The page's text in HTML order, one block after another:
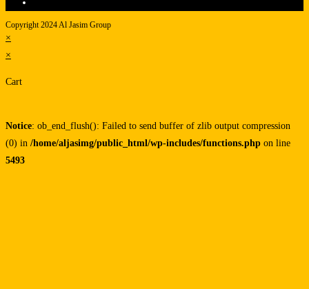
Copyright 2024 Al Jasim Group
×
×
Cart
Notice: ob_end_flush(): Failed to send buffer of zlib output compression
(0) in /home/aljasimg/public_html/wp-includes/functions.php on line
5493